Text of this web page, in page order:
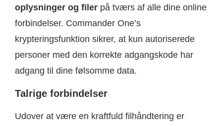
oplysninger og filer på tværs af alle dine online
forbindelser. Commander One’s
krypteringsfunktion sikrer, at kun autoriserede
personer med den korrekte adgangskode har
adgang til dine følsomme data.
Talrige forbindelser
Udover at være en kraftfuld filhåndtering er